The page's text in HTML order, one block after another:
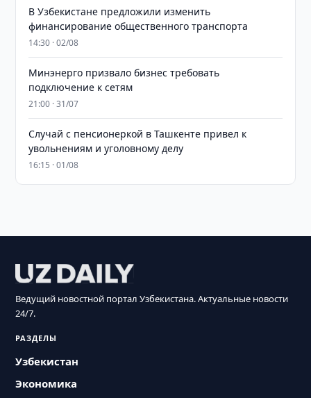
В Узбекистане предложили изменить
финансирование общественного транспорта
14:30 · 02/08
Минэнерго призвало бизнес требовать
подключение к сетям
21:00 · 31/07
Случай с пенсионеркой в Ташкенте привел к
увольнениям и уголовному делу
16:15 · 01/08
Ведущий новостной портал Узбекистана. Актуальные новости
24/7.
РАЗДЕЛЫ
Узбекистан
Экономика